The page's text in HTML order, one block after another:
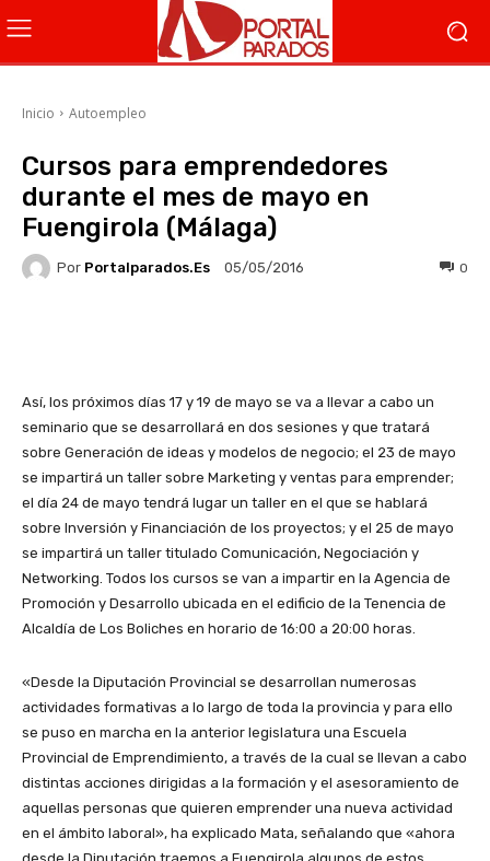
Inicio Autoempleo
Cursos para emprendedores
durante el mes de mayo en
Fuengirola (Málaga)
Por Portalparados.es 05/05/2016 0
Así, los próximos días 17 y 19 de mayo se va a llevar a cabo un
seminario que se desarrollará en dos sesiones y que tratará
sobre Generación de ideas y modelos de negocio; el 23 de mayo
se impartirá un taller sobre Marketing y ventas para emprender;
el día 24 de mayo tendrá lugar un taller en el que se hablará
sobre Inversión y Financiación de los proyectos; y el 25 de mayo
se impartirá un taller titulado Comunicación, Negociación y
Networking. Todos los cursos se van a impartir en la Agencia de
Promoción y Desarrollo ubicada en el edificio de la Tenencia de
Alcaldía de Los Boliches en horario de 16:00 a 20:00 horas.
«Desde la Diputación Provincial se desarrollan numerosas
actividades formativas a lo largo de toda la provincia y para ello
se puso en marcha en la anterior legislatura una Escuela
Provincial de Emprendimiento, a través de la cual se llevan a cabo
distintas acciones dirigidas a la formación y el asesoramiento de
aquellas personas que quieren emprender una nueva actividad
en el ámbito laboral», ha explicado Mata, señalando que «ahora
desde la Diputación traemos a Fuengirola algunos de estos